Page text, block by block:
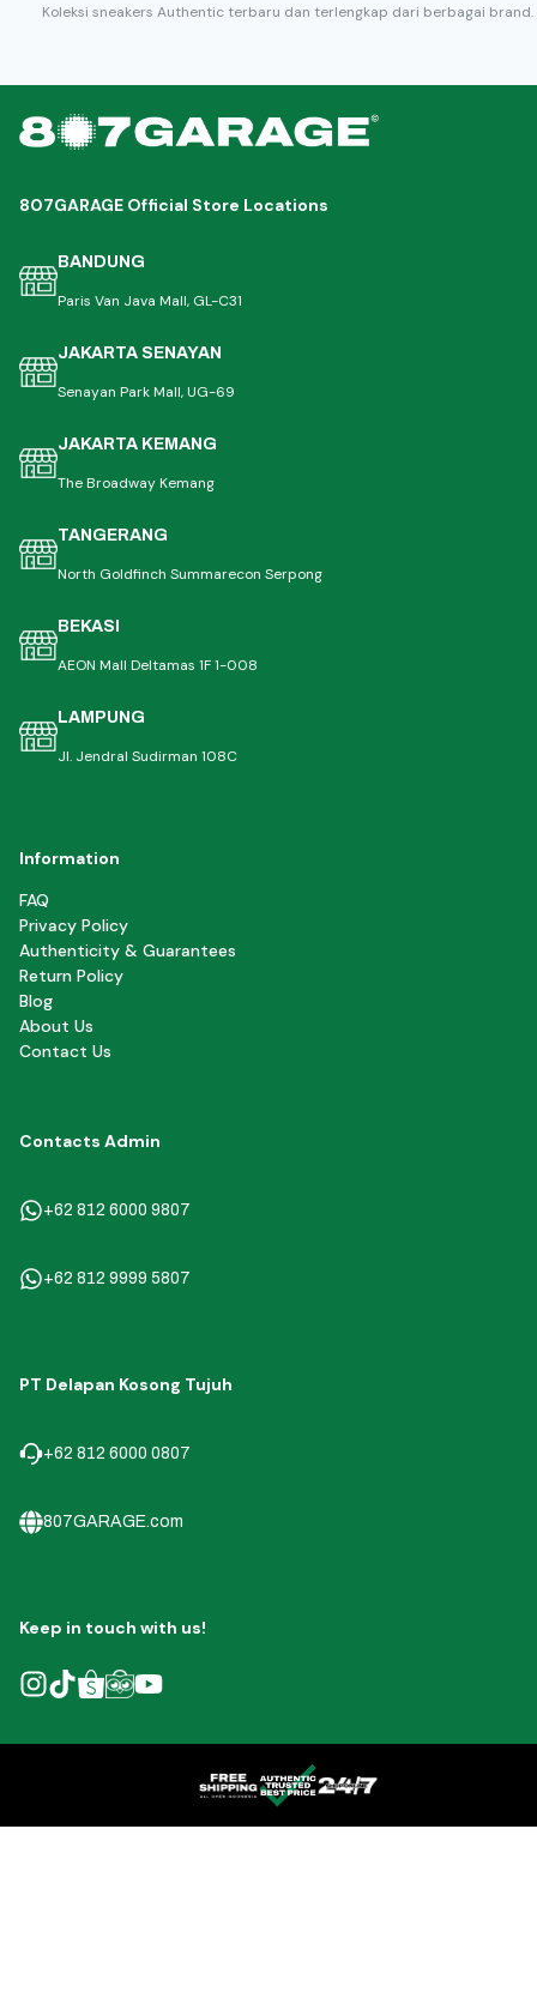
Koleksi sneakers Authentic terbaru dan terlengkap dari berbagai brand.
807GARAGE Official Store Locations
BANDUNG
Paris Van Java Mall, GL-C31
JAKARTA SENAYAN
Senayan Park Mall, UG-69
JAKARTA KEMANG
The Broadway Kemang
TANGERANG
North Goldfinch Summarecon Serpong
BEKASI
AEON Mall Deltamas 1F 1-008
LAMPUNG
Jl. Jendral Sudirman 108C
Information
FAQ
Privacy Policy
Authenticity & Guarantees
Return Policy
Blog
About Us
Contact Us
Contacts Admin
+62 812 6000 9807
+62 812 9999 5807
PT Delapan Kosong Tujuh
+62 812 6000 0807
807GARAGE.com
Keep in touch with us!